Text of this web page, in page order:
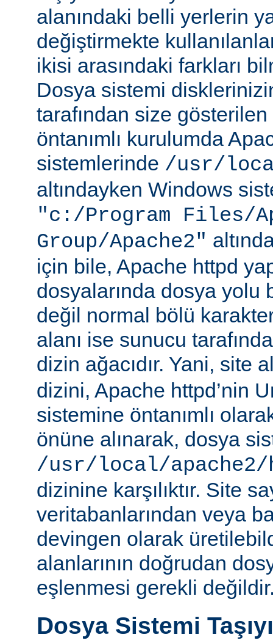
alanındaki belli yerlerin
değiştirmekte
ikisi arasındaki farkları
Dosya sistemi
tarafından size
öntanımlı kurulumda
sistemlerinde /usr/
altındayken Windows
"c:/Program Files/
Group/Apache2"
için bile, Apache httpd
dosyalarında dosya yolu
değil normal bölü
alanı ise sunucu
dizin ağacıdır. Yani, site
dizini, Apache httpd’nin
sistemine öntanımlı
önüne alınarak, dosya
/usr/local/
dizinine karşılıktır. Site
veritabanlarından veya
devingen olarak
alanlarının doğrudan
eşlenmesi gerekli
Dosya Sistemi